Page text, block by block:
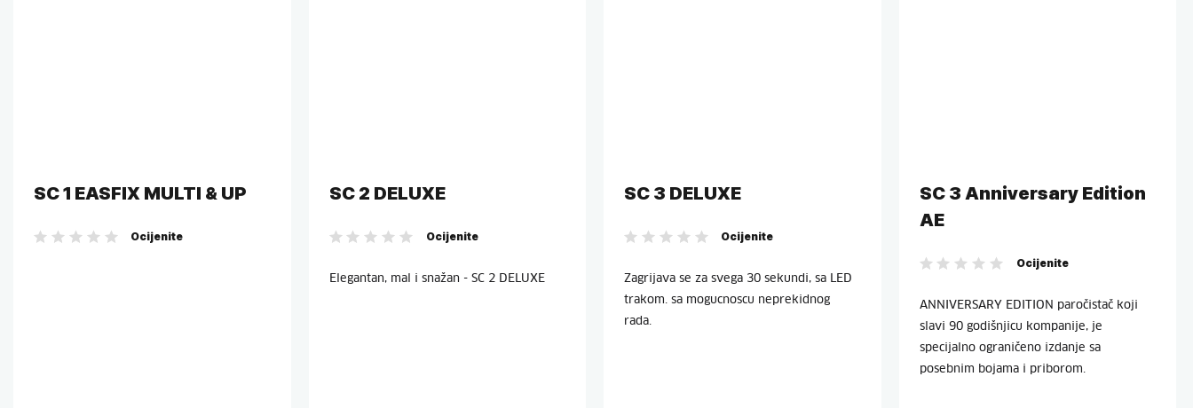
SC 1 EASFIX MULTI & UP
Ocijenite
SC 2 DELUXE
Ocijenite
Elegantan, mal i snažan - SC 2 DELUXE
SC 3 DELUXE
Ocijenite
Zagrijava se za svega 30 sekundi, sa LED
trakom. sa mogucnoscu neprekidnog
rada.
SC 3 Anniversary Edition
AE
Ocijenite
ANNIVERSARY EDITION paročistač koji
slavi 90 godišnjicu kompanije, je
specijalno ograničeno izdanje sa
posebnim bojama i priborom.